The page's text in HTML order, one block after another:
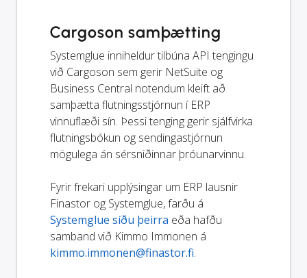
Cargoson samþætting
Systemglue inniheldur tilbúna API tengingu
við Cargoson sem gerir NetSuite og
Business Central notendum kleift að
samþætta flutningsstjórnun í ERP
vinnuflæði sín. Þessi tenging gerir sjálfvirka
flutningsbókun og sendingastjórnun
mögulega án sérsniðinnar þróunarvinnu.
Fyrir frekari upplýsingar um ERP lausnir
Finastor og Systemglue, farðu á
Systemglue síðu þeirra eða hafðu
samband við Kimmo Immonen á
kimmo.immonen@finastor.fi.